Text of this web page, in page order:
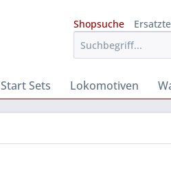
Shopsuche
Start Sets Lokomotiven